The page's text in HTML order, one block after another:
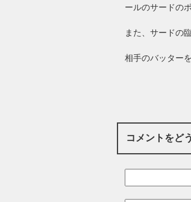
ールのサードの
また、サードの
相手のバッター
コメントをど